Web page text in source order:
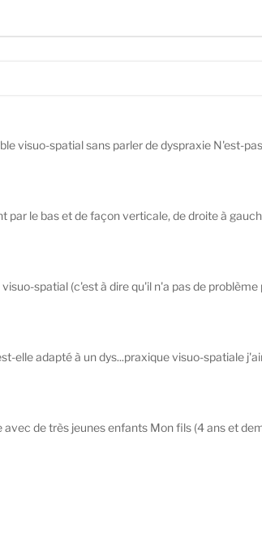
visuo-spatial sans parler de dyspraxie N'est-
le bas et de façon verticale, de droite à
spatial (c'est à dire qu'il n'a pas de
elle adapté à un dys...praxique visuo-spatiale
de très jeunes enfants Mon fils (4 ans et